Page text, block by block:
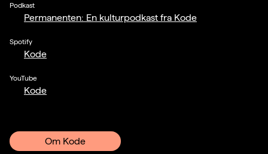
Podkast
Permanenten: En kulturpodkast fra Kode
Spotify
Kode
YouTube
Kode
Om Kode